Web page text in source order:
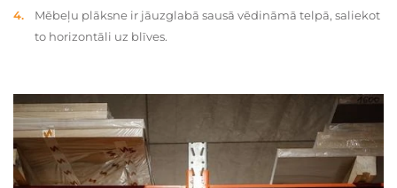
Mēbeļu plāksne ir jāuzglabā sausā vēdināmā telpā, saliekot
to horizontāli uz blīves.